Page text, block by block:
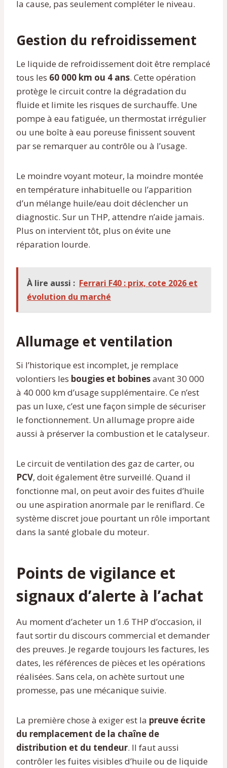
la cause, pas seulement compléter le niveau.
Gestion du refroidissement
Le liquide de refroidissement doit être remplacé
tous les 60 000 km ou 4 ans. Cette opération
protège le circuit contre la dégradation du
fluide et limite les risques de surchauffe. Une
pompe à eau fatiguée, un thermostat irrégulier
ou une boîte à eau poreuse finissent souvent
par se remarquer au contrôle ou à l’usage.
Le moindre voyant moteur, la moindre montée
en température inhabituelle ou l’apparition
d’un mélange huile/eau doit déclencher un
diagnostic. Sur un THP, attendre n’aide jamais.
Plus on intervient tôt, plus on évite une
réparation lourde.
À lire aussi : Ferrari F40 : prix, cote 2026 et
évolution du marché
Allumage et ventilation
Si l’historique est incomplet, je remplace
volontiers les bougies et bobinesavant 30 000
à 40 000 km d’usage supplémentaire. Ce n’est
pas un luxe, c’est une façon simple de sécuriser
le fonctionnement. Un allumage propre aide
aussi à préserver la combustion et le catalyseur.
Le circuit de ventilation des gaz de carter, ou
PCV, doit également être surveillé. Quand il
fonctionne mal, on peut avoir des fuites d’huile
ou une aspiration anormale par le reniflard. Ce
système discret joue pourtant un rôle important
dans la santé globale du moteur.
Points de vigilance et
signaux d’alerte à l’achat
Au moment d’acheter un 1.6 THP d’occasion, il
faut sortir du discours commercial et demander
des preuves. Je regarde toujours les factures, les
dates, les références de pièces et les opérations
réalisées. Sans cela, on achète surtout une
promesse, pas une mécanique suivie.
La première chose à exiger est la preuve écrite
du remplacement de la chaîne de
distribution et du tendeur. Il faut aussi
contrôler les fuites visibles d’huile ou de liquide